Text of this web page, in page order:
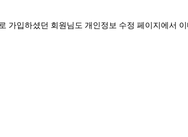
가입하셨던 회원님도 개인정보 수정 페이지에서